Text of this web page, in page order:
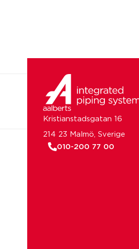
Kristianstadsgatan 16
214 23 Malmö, Sverige
010-200 77 00